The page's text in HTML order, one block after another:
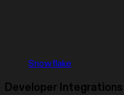
Snowflake
Developer Integrations